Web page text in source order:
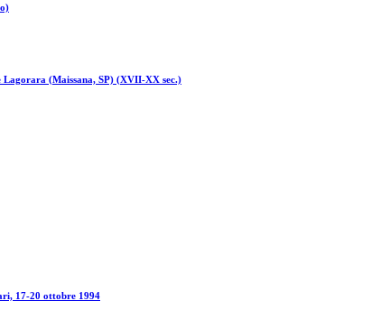
Lagorara (Maissana, SP) (XVII-XX sec.)
17-20 ottobre 1994